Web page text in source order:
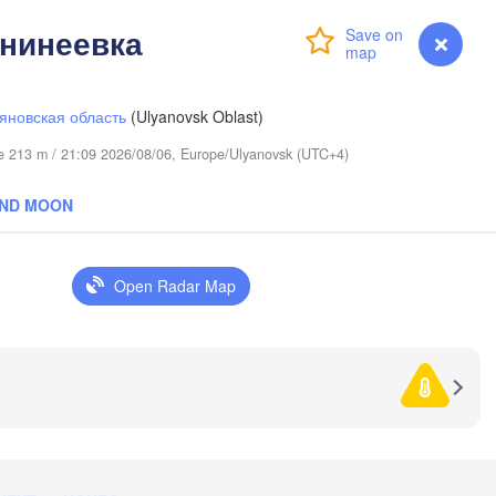
Login myVentusky Forecast
область (Ulyanovsk Oblast)
213 m / 21:09 2026/08/06, Europe/Ulyanovsk (UTC+4)
MOON
Open Radar Map
(Yekaterinburg)
Нижний Тагил
Курган
(Kurgan)